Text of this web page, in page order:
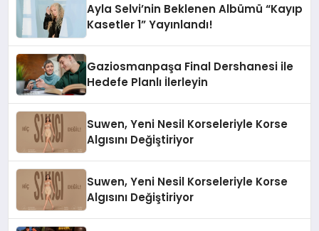
Ayla Selvi’nin Beklenen Albümü “Kayıp
Kasetler 1” Yayınlandı!
Gaziosmanpaşa Final Dershanesi ile
Hedefe Planlı İlerleyin
Suwen, Yeni Nesil Korseleriyle Korse
Algısını Değiştiriyor
Suwen, Yeni Nesil Korseleriyle Korse
Algısını Değiştiriyor